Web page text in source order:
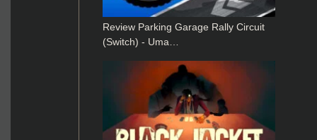
Review Parking Garage Rally Circuit
(Switch) - Uma…